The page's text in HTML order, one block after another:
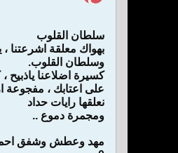
سلطان القلوب
بهواك معلقة اشرعتنا
وسلطان القلوب.
كسيرة اضلاعنا ياذبيح
على اعتابك ، مفجوعة
نعلقها رايات حداد
ومجمرة دموع ..
مهد وعطش وشفق